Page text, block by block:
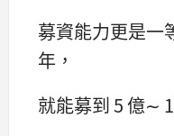
募資能力更是一
年，
就能募到 5 億∼